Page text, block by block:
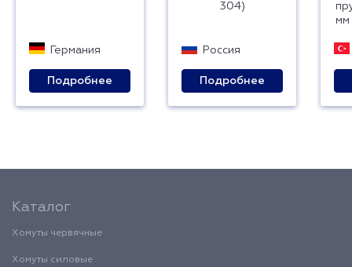
Германия
Подробнее
304)
Россия
Подробнее
мм
Каталог
Хомуты червячные
Хомуты силовые